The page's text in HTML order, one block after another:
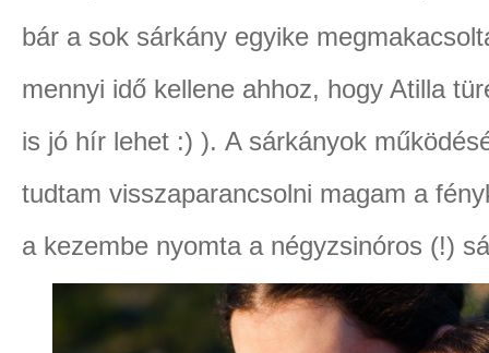
bár a sok sárkány egyike
mennyi idő kellene ahhoz, hogy Atilla
is jó hír lehet :) ). A sárkányok
tudtam visszaparancsolni magam a
a kezembe nyomta a négyzsinóros (!)